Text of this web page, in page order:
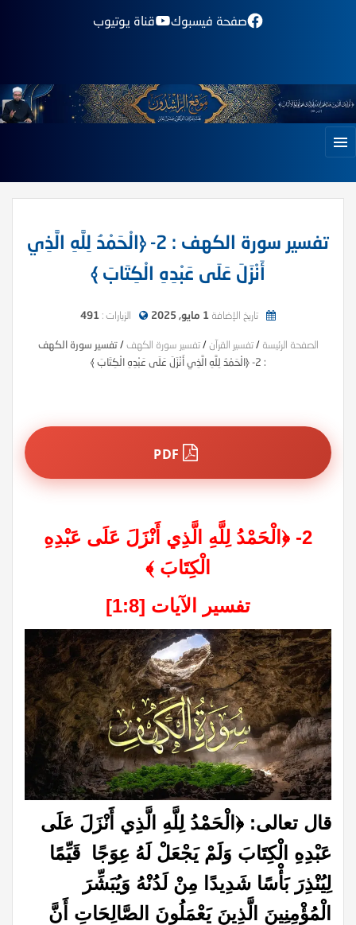
صفحة فيسبوك قناة يوتيوب
تفسير سورة الكهف : 2- ﴿الْحَمْدُ لِلَّهِ الَّذِي
أَنْزَلَ عَلَى عَبْدِهِ الْكِتَابَ ﴾
تاريخ الإضافة 1 مايو, 2025 الزيارات : 491
الصفحة الرئيسة / تفسير القرآن / تفسير سورة الكهف / تفسير سورة الكهف
: 2- ﴿الْحَمْدُ لِلَّهِ الَّذِي أَنْزَلَ عَلَى عَبْدِهِ الْكِتَابَ ﴾
2- ﴿الْحَمْدُ لِلَّهِ الَّذِي أَنْزَلَ عَلَى عَبْدِهِ
الْكِتَابَ ﴾
تفسير الآيات [1:8]
قال تعالى: ﴿ الْحَمْدُ لِلَّهِ الَّذِي أَنْزَلَ عَلَى
عَبْدِهِ الْكِتَابَ وَلَمْ يَجْعَلْ لَهُ عِوَجًا قَيِّمًا
لِيُنْذِرَ بَأْسًا شَدِيدًا مِنْ لَدُنْهُ وَيُبَشِّرَ
الْمُؤْمِنِينَ الَّذِينَ يَعْمَلُونَ الصَّالِحَاتِ أَنَّ